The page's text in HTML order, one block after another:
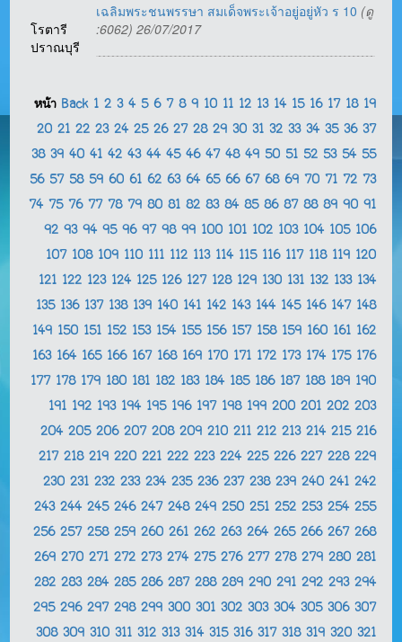
โรตารี
ปราณบุรี
เฉลิมพระชนพรรษา สมเด็จพระเจ้าอยู่อยู่หัว ร 10 (ดู
:6062) 26/07/2017
หน้า Back 1 2 3 4 5 6 7 8 9 10 11 12 13 14 15 16 17 18 19
20 21 22 23 24 25 26 27 28 29 30 31 32 33 34 35 36 37
38 39 40 41 42 43 44 45 46 47 48 49 50 51 52 53 54 55
56 57 58 59 60 61 62 63 64 65 66 67 68 69 70 71 72 73
74 75 76 77 78 79 80 81 82 83 84 85 86 87 88 89 90 91
92 93 94 95 96 97 98 99 100 101 102 103 104 105 106
107 108 109 110 111 112 113 114 115 116 117 118 119 120
121 122 123 124 125 126 127 128 129 130 131 132 133 134
135 136 137 138 139 140 141 142 143 144 145 146 147 148
149 150 151 152 153 154 155 156 157 158 159 160 161 162
163 164 165 166 167 168 169 170 171 172 173 174 175 176
177 178 179 180 181 182 183 184 185 186 187 188 189 190
191 192 193 194 195 196 197 198 199 200 201 202 203
204 205 206 207 208 209 210 211 212 213 214 215 216
217 218 219 220 221 222 223 224 225 226 227 228 229
230 231 232 233 234 235 236 237 238 239 240 241 242
243 244 245 246 247 248 249 250 251 252 253 254 255
256 257 258 259 260 261 262 263 264 265 266 267 268
269 270 271 272 273 274 275 276 277 278 279 280 281
282 283 284 285 286 287 288 289 290 291 292 293 294
295 296 297 298 299 300 301 302 303 304 305 306 307
308 309 310 311 312 313 314 315 316 317 318 319 320 321